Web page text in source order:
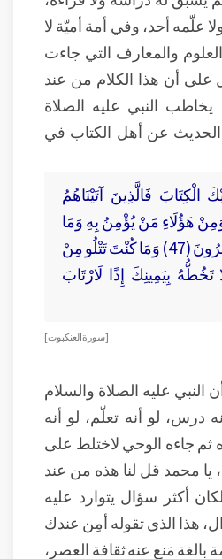
علّمه أحد، وفي أمة أميّة لا
والمعارف التي جاءت
على أن هذا الكلام من عند
يخاطب النبي عليه الصلاة
عن أهل الكتاب في
الْكِتَابَ فَالَّذِينَ آتَيْنَاهُمُ
هَؤُلَاءِ مَنْ يُؤْمِنُ بِهِ وَمَا
يَجْحَدُ بِآيَاتِنَا إِلَّا الْكَافِرُونَ (47) وَمَا كُنْتَ تَتْلُو مِنْ
بِيَمِينِكَ إِذًا لَارْتَابَ
[ سورة العنكبوت ]
النبي عليه الصلاة والسلام
درس، لو أنه تعلّم، لو أنه
جاءه الوحي لاختلط على
يا محمد قل لنا هذه من عند
أكثر سؤال يتوارد عليه
هذا الذي تقوله أمِن عندك
مَنع عنه ثقافة العصر،